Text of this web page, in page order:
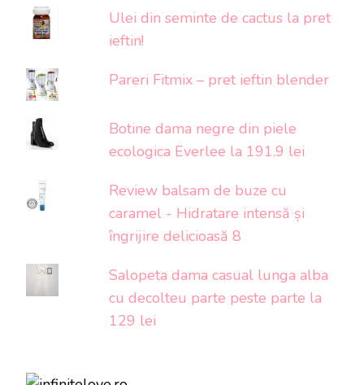
Ulei din seminte de cactus la pret
ieftin!
Pareri Fitmix – pret ieftin blender
Botine dama negre din piele
ecologica Everlee la 191.9 lei
Review balsam de buze cu
caramel - Hidratare intensă și
îngrijire delicioasă 8
Salopeta dama casual lunga alba
cu decolteu parte peste parte la
129 lei